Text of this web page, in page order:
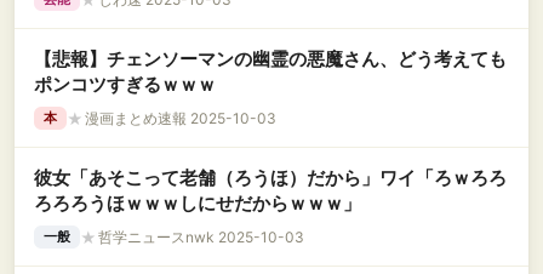
【悲報】チェンソーマンの幽霊の悪魔さん、どう考えても
ポンコツすぎるｗｗｗ
本 ★ 漫画まとめ速報 2025-10-03
彼女「あそこって老舗（ろうほ）だから」ワイ「ろｗろろ
ろろろうほｗｗｗしにせだからｗｗｗ」
一般 ★ 哲学ニュースnwk 2025-10-03